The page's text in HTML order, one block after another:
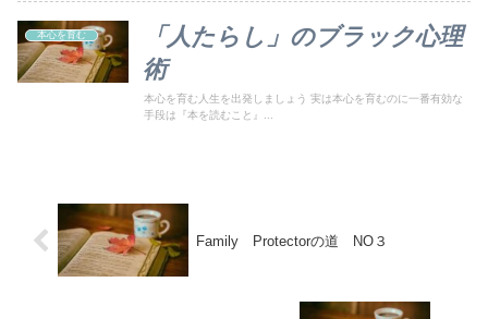
本心を育む
「人たらし」のブラック心理
術
本心を育む人生を出発しましょう 実は本心を育むのに一番有効な
手段は『本を読むこと』...
Family Protectorの道 NO３